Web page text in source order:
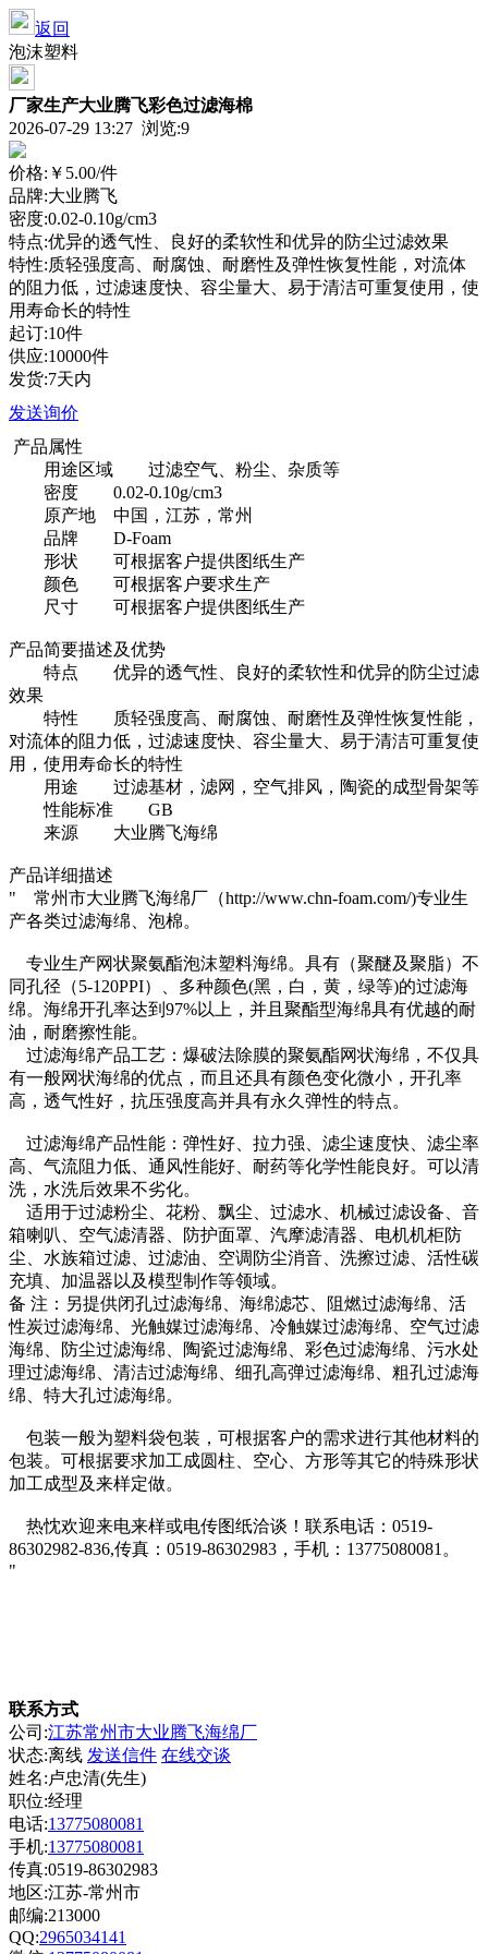
返回
泡沫塑料
厂家生产大业腾飞彩色过滤海棉
2026-07-29 13:27 浏览:9
价格: ￥5.00/件
品牌:大业腾飞
密度:0.02-0.10g/cm3
特点:优异的透气性、良好的柔软性和优异的防尘过滤效果
特性:质轻强度高、耐腐蚀、耐磨性及弹性恢复性能，对流体
的阻力低，过滤速度快、容尘量大、易于清洁可重复使用，使
用寿命长的特性
起订:10件
供应:10000件
发货:7天内
发送询价
产品属性
用途区域
过滤空气、粉尘、杂质等
密度
0.02-0.10g/cm3
原产地
中国，江苏，常州
品牌
D-Foam
形状
可根据客户提供图纸生产
颜色
可根据客户要求生产
尺寸
可根据客户提供图纸生产
产品简要描述及优势
特点
优异的透气性、良好的柔软性和优异的防尘过滤
效果
特性
质轻强度高、耐腐蚀、耐磨性及弹性恢复性能，
对流体的阻力低，过滤速度快、容尘量大、易于清洁可重复使
用，使用寿命长的特性
用途
过滤基材，滤网，空气排风，陶瓷的成型骨架等
性能标准
GB
来源
大业腾飞海绵
产品详细描述
" 常州市大业腾飞海绵厂（http://www.chn-foam.com/)专业生
产各类过滤海绵、泡棉。
专业生产网状聚氨酯泡沫塑料海绵。具有（聚醚及聚脂）不
同孔径（5-120PPI）、多种颜色(黑，白，黄，绿等)的过滤海
绵。海绵开孔率达到97%以上，并且聚酯型海绵具有优越的耐
油，耐磨擦性能。
过滤海绵产品工艺：爆破法除膜的聚氨酯网状海绵，不仅具
有一般网状海绵的优点，而且还具有颜色变化微小，开孔率
高，透气性好，抗压强度高并具有永久弹性的特点。
过滤海绵产品性能：弹性好、拉力强、滤尘速度快、滤尘率
高、气流阻力低、通风性能好、耐药等化学性能良好。可以清
洗，水洗后效果不劣化。
适用于过滤粉尘、花粉、飘尘、过滤水、机械过滤设备、音
箱喇叭、空气滤清器、防护面罩、汽摩滤清器、电机机柜防
尘、水族箱过滤、过滤油、空调防尘消音、洗擦过滤、活性碳
充填、加温器以及模型制作等领域。
备 注：另提供闭孔过滤海绵、海绵滤芯、阻燃过滤海绵、活
性炭过滤海绵、光触媒过滤海绵、冷触媒过滤海绵、空气过滤
海绵、防尘过滤海绵、陶瓷过滤海绵、彩色过滤海绵、污水处
理过滤海绵、清洁过滤海绵、细孔高弹过滤海绵、粗孔过滤海
绵、特大孔过滤海绵。
包装一般为塑料袋包装，可根据客户的需求进行其他材料的
包装。可根据要求加工成圆柱、空心、方形等其它的特殊形状
加工成型及来样定做。
热忱欢迎来电来样或电传图纸洽谈！联系电话：0519-
86302982-836,传真：0519-86302983，手机：13775080081。
"
联系方式
公司:江苏常州市大业腾飞海绵厂
状态:离线 发送信件 在线交谈
姓名:卢忠清(先生)
职位:经理
电话:13775080081
手机:13775080081
传真:0519-86302983
地区:江苏-常州市
邮编:213000
QQ:2965034141